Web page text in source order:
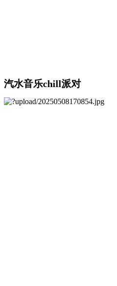
汽水音乐chill派对